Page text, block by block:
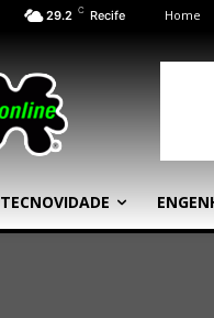
29.2 C Recife Home
TECNOVIDADE